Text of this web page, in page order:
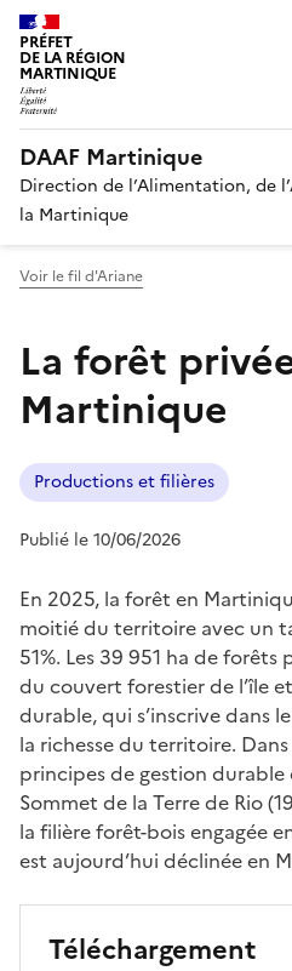
PRÉFET
DE LA RÉGION
MARTINIQUE
DAAF Martinique
Direction de l’Alimentation, de
la Martinique
Voir le fil d'Ariane
La forêt
Martinique
Productions et filières
Publié le 10/06/2026
En 2025, la forêt en
moitié du territoire avec un
51%. Les 39 951 ha de
du couvert forestier de l’île
durable, qui s’inscrive dans
la richesse du territoire.
principes de gestion
Sommet de la Terre de Rio
la filière forêt-bois engagée
est aujourd’hui déclinée en
Téléchargement